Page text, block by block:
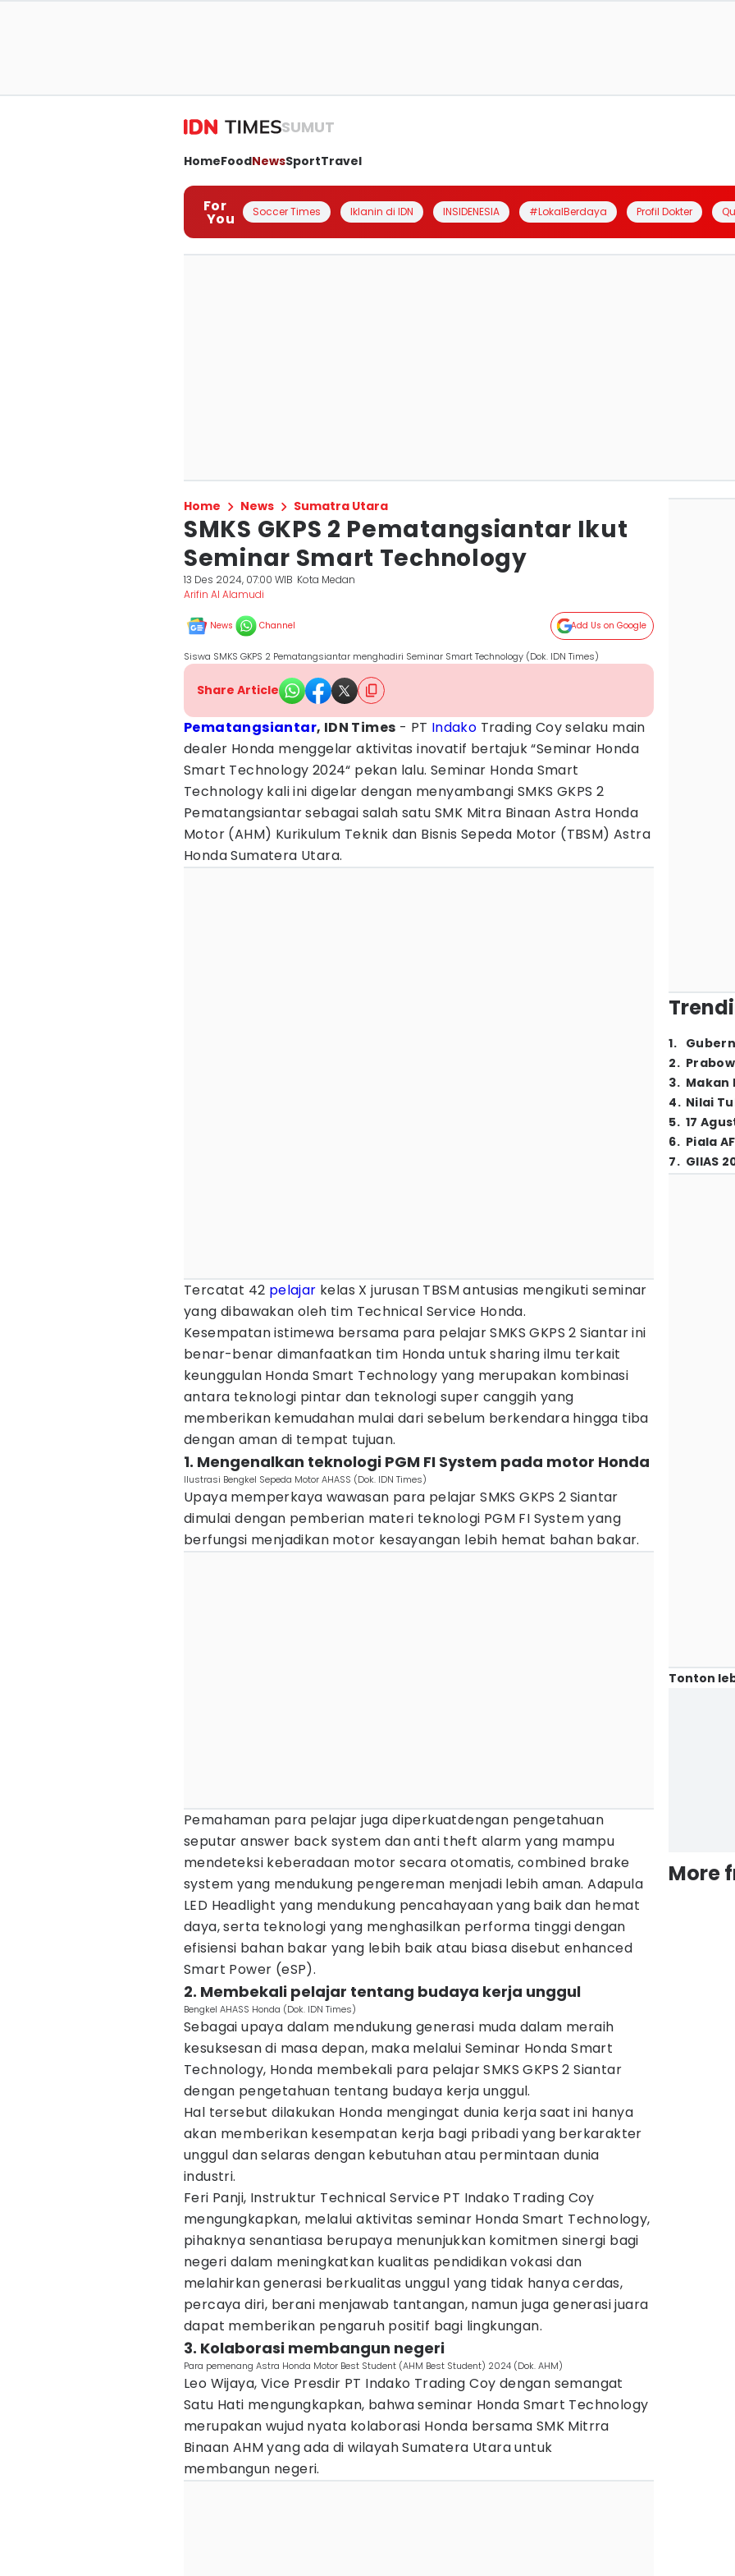
SUMUT
HomeFoodNewsSportTravel
For
You Soccer Times Iklanin di IDN INSIDENESIA #LokalBerdaya Profil Dokter
Home News Sumatra Utara
SMKS GKPS 2 Pematangsiantar Ikut
Seminar Smart Technology
13 Des 2024, 07:00 WIB Kota Medan
Arifin Al Alamudi
News Channel Add Us on Google
Siswa SMKS GKPS 2 Pematangsiantar menghadiri Seminar Smart Technology (Dok. IDN Times)
Share Article
Pematangsiantar, IDN Times - PT Indako Trading Coy selaku main
dealer Honda menggelar aktivitas inovatif bertajuk “Seminar Honda
Smart Technology 2024“ pekan lalu. Seminar Honda Smart
Technology kali ini digelar dengan menyambangi SMKS GKPS 2
Pematangsiantar sebagai salah satu SMK Mitra Binaan Astra Honda
Motor (AHM) Kurikulum Teknik dan Bisnis Sepeda Motor (TBSM) Astra
Honda Sumatera Utara.
Tercatat 42 pelajar kelas X jurusan TBSM antusias mengikuti seminar
yang dibawakan oleh tim Technical Service Honda.
Kesempatan istimewa bersama para pelajar SMKS GKPS 2 Siantar ini
benar-benar dimanfaatkan tim Honda untuk sharing ilmu terkait
keunggulan Honda Smart Technology yang merupakan kombinasi
antara teknologi pintar dan teknologi super canggih yang
memberikan kemudahan mulai dari sebelum berkendara hingga tiba
dengan aman di tempat tujuan.
1. Mengenalkan teknologi PGM FI System pada motor Honda
Ilustrasi Bengkel Sepeda Motor AHASS (Dok. IDN Times)
Upaya memperkaya wawasan para pelajar SMKS GKPS 2 Siantar
dimulai dengan pemberian materi teknologi PGM FI System yang
berfungsi menjadikan motor kesayangan lebih hemat bahan bakar.
Pemahaman para pelajar juga diperkuatdengan pengetahuan
seputar answer back system dan anti theft alarm yang mampu
mendeteksi keberadaan motor secara otomatis, combined brake
system yang mendukung pengereman menjadi lebih aman. Adapula
LED Headlight yang mendukung pencahayaan yang baik dan hemat
daya, serta teknologi yang menghasilkan performa tinggi dengan
efisiensi bahan bakar yang lebih baik atau biasa disebut enhanced
Smart Power (eSP).
2. Membekali pelajar tentang budaya kerja unggul
Bengkel AHASS Honda (Dok. IDN Times)
Sebagai upaya dalam mendukung generasi muda dalam meraih
kesuksesan di masa depan, maka melalui Seminar Honda Smart
Technology, Honda membekali para pelajar SMKS GKPS 2 Siantar
dengan pengetahuan tentang budaya kerja unggul.
Hal tersebut dilakukan Honda mengingat dunia kerja saat ini hanya
akan memberikan kesempatan kerja bagi pribadi yang berkarakter
unggul dan selaras dengan kebutuhan atau permintaan dunia
industri.
Feri Panji, Instruktur Technical Service PT Indako Trading Coy
mengungkapkan, melalui aktivitas seminar Honda Smart Technology,
pihaknya senantiasa berupaya menunjukkan komitmen sinergi bagi
negeri dalam meningkatkan kualitas pendidikan vokasi dan
melahirkan generasi berkualitas unggul yang tidak hanya cerdas,
percaya diri, berani menjawab tantangan, namun juga generasi juara
dapat memberikan pengaruh positif bagi lingkungan.
3. Kolaborasi membangun negeri
Para pemenang Astra Honda Motor Best Student (AHM Best Student) 2024 (Dok. AHM)
Leo Wijaya, Vice Presdir PT Indako Trading Coy dengan semangat
Satu Hati mengungkapkan, bahwa seminar Honda Smart Technology
merupakan wujud nyata kolaborasi Honda bersama SMK Mitrra
Binaan AHM yang ada di wilayah Sumatera Utara untuk
membangun negeri.
1.
2.
3. Makan
4. Nilai
5. 17
6. Piala
7. GIIAS
Tonton
More